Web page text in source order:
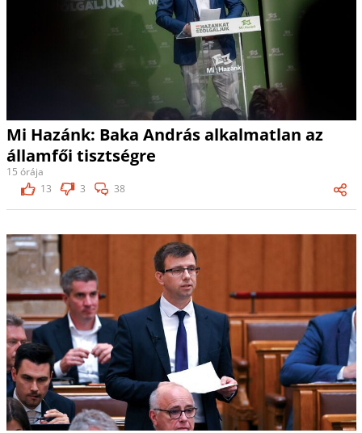
Mi Hazánk: Baka András alkalmatlan az
államfői tisztségre
15 órája
13
3 38